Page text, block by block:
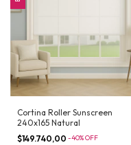
Cortina Roller Sunscreen
240x165 Natural
$149.740,00 -40%OFF